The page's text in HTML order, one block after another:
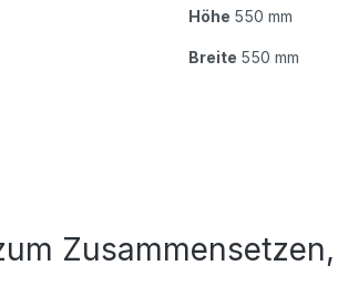
Höhe 550 mm
Breite 550 mm